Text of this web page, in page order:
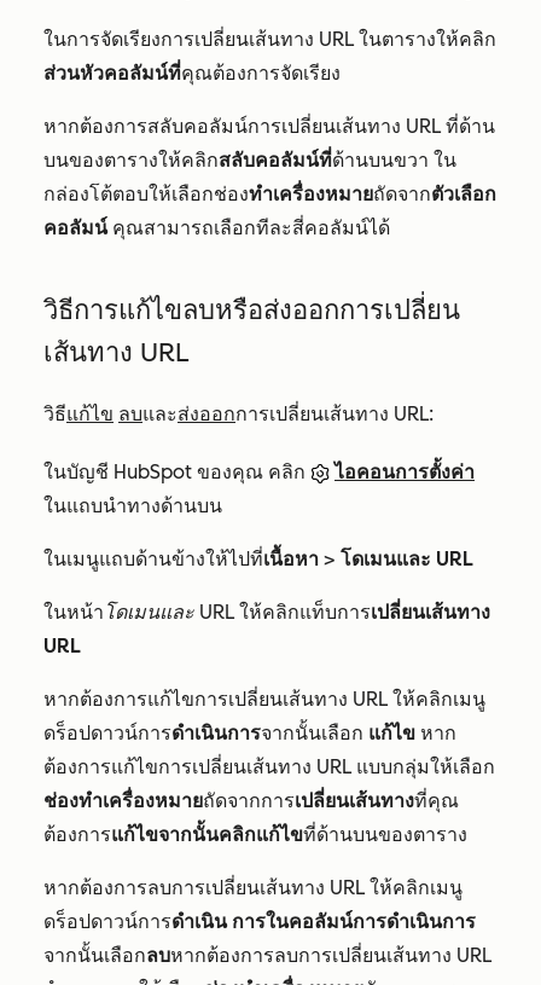
ในการจัดเรียงการเปลี่ยนเส้นทาง URL ในตารางให้คลิก
ส่วนหัวคอลัมน์ที่คุณต้องการจัดเรียง
หากต้องการสลับคอลัมน์การเปลี่ยนเส้นทาง URL ที่ด้าน
บนของตารางให้คลิกสลับคอลัมน์ที่ด้านบนขวา ใน
กล่องโต้ตอบให้เลือกช่องทำเครื่องหมายถัดจากตัวเลือก
คอลัมน์คุณสามารถเลือกทีละสี่คอลัมน์ได้
วิธีการแก้ไขลบหรือส่งออกการเปลี่ยน
เส้นทาง URL
วิธีแก้ไข ลบและส่งออกการเปลี่ยนเส้นทาง URL:
ในบัญชี HubSpot ของคุณ คลิก
ไอคอนการตั้งค่า
ในแถบนำทางด้านบน
ในเมนูแถบด้านข้างให้ไปที่เนื้อหา > โดเมนและ URL
ในหน้า โดเมนและ URL ให้คลิกแท็บการเปลี่ยนเส้นทาง
URL
หากต้องการแก้ไขการเปลี่ยนเส้นทาง URL ให้คลิกเมนู
ดร็อปดาวน์การดำเนินการจากนั้นเลือก แก้ไข หาก
ต้องการแก้ไขการเปลี่ยนเส้นทาง URL แบบกลุ่มให้เลือก
ช่องทำเครื่องหมายถัดจากการเปลี่ยนเส้นทางที่คุณ
ต้องการแก้ไขจากนั้นคลิกแก้ไขที่ด้านบนของตาราง
หากต้องการลบการเปลี่ยนเส้นทาง URL ให้คลิกเมนู
ดร็อปดาวน์การดำเนิน การในคอลัมน์การดำเนินการ
จากนั้นเลือกลบหากต้องการลบการเปลี่ยนเส้นทาง URL